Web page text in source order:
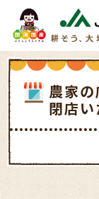
農家
閉店い